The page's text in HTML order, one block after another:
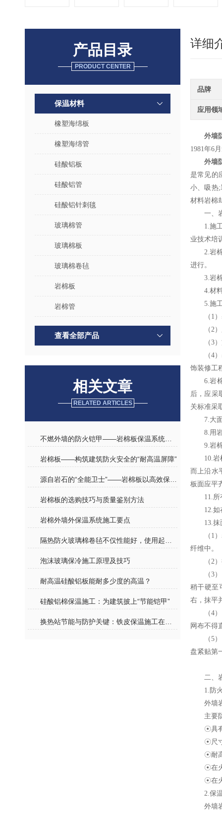
产品目录
PRODUCT CENTER
保温材料
橡塑海绵板
橡塑海绵管
硅酸铝板
硅酸铝管
硅酸铝针刺毯
玻璃棉管
玻璃棉板
玻璃棉卷毡
岩棉板
岩棉管
查看全部产品
相关文章
RELATED ARTICLES
岩棉板——构筑建筑防火安全的“耐高温屏障”
岩棉板的选购技巧与质量鉴别方法
岩棉外墙外保温系统施工要点
泡沫玻璃保冷施工原理及技巧
耐高温硅酸铝板能耐多少度的高温？
硅酸铝棉保温施工：为建筑披上“节能铠甲”
详细
品牌
应用领
外墙
1981年6
外墙
是常见的
小、吸热;
材料岩棉
一、
1.施
业技术培
2.岩
进行。
3.岩
4.材
5.施
（1
（2
（3
（4
饰装修工
6.岩
后，应采
关标准采
7.大
8.用
9.岩
10.
而上沿水
板面应平
11.
12.
13.
（1
纤维中。
（2
（3
稍干硬至
右，抹平
（4
网布不得
（5
盘紧贴第
二、
1.防
外墙
主要
☉具
☉尺
☉耐
☉在
☉在
2.保
外墙